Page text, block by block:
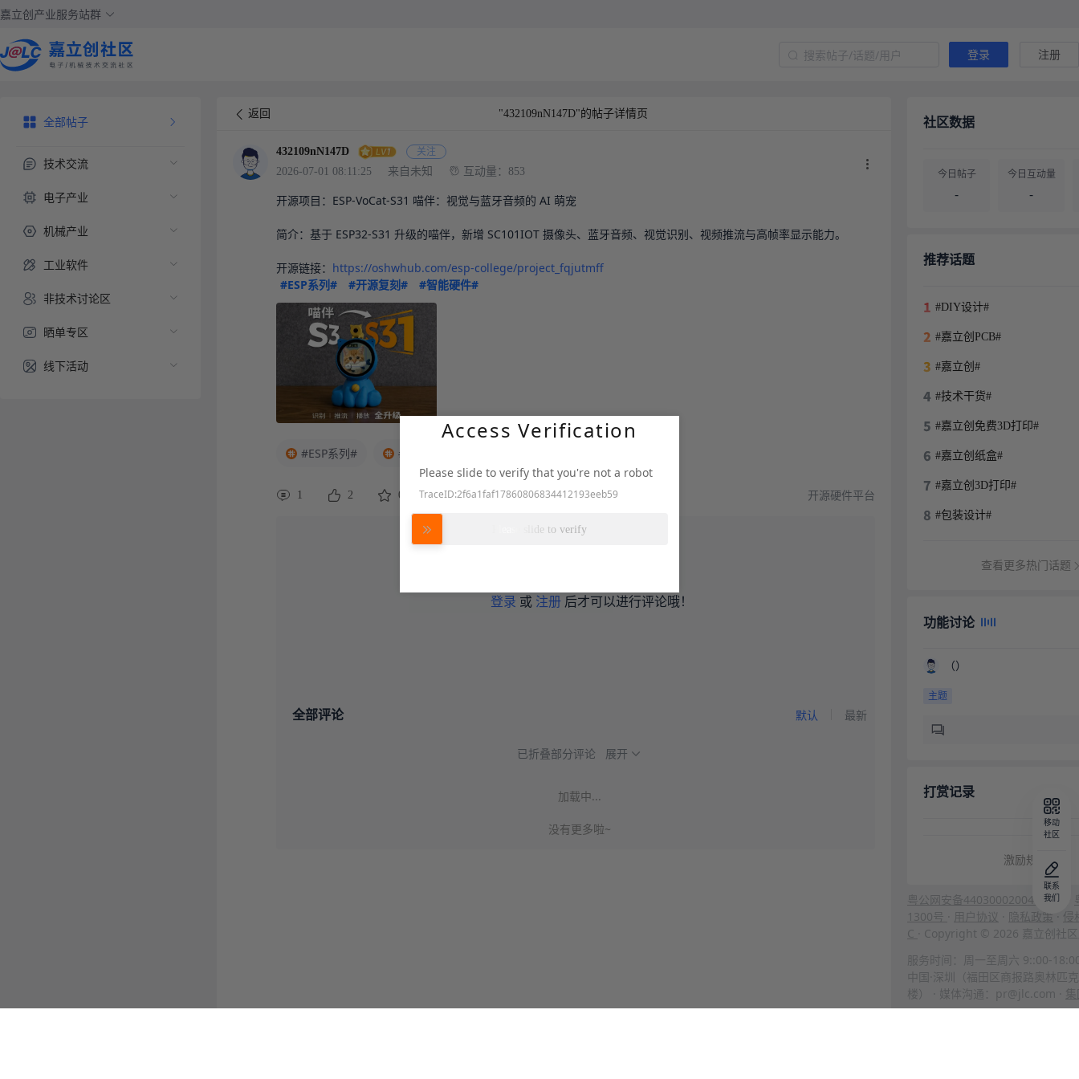
嘉立创产业服务站群
登录 注册
全部帖子
技术交流
电子产业
机械产业
工业软件
非技术讨论区
晒单专区
线下活动
返回 "432109nN147D"的帖子详情页
432109nN147D 关注
2026-07-01 08:11:25 来自未知 互动量：853
开源项目：ESP-VoCat-S31 喵伴：视觉与蓝牙音频的 AI 萌宠
简介：基于 ESP32-S31 升级的喵伴，新增 SC101IOT 摄像头、蓝牙音频、视觉识别、视频推流与高帧率显示能力。
开源链接： https://oshwhub.com/esp-college/project_fqjutmff
#ESP系列#
#开源复刻# #智能硬件#
#ESP系列# #开源复刻#
1 2 0 转发 开源硬件平台
登录 或 注册 后才可以进行评论哦！
全部评论 默认 最新
已折叠部分评论 展开
加载中...
没有更多啦~
社区数据
今日帖子
-
今日互动量
-
-
推荐话题
#DIY设计#
#嘉立创PCB#
#嘉立创#
#技术干货#
#嘉立创免费3D打印#
#嘉立创纸盒#
#嘉立创3D打印#
#包装设计#
查看更多热门话题
功能讨论
（）
主题
打赏记录
激励规则
粤公网安备44030002004666号
1300号
用户协议 隐私政策 · 侵
C
· Copyright © 2026 嘉立创社
服务时间：周一至周六 9::00-
中国·深圳（福田区商报路奥林匹
楼） · 媒体沟通：pr@jlc.com ·
移动
社区
联系
我们
Access Verification
Please slide to verify that you're not a robot
TraceID:2f6a1faf17860806834412193eeb59
Please slide to verify